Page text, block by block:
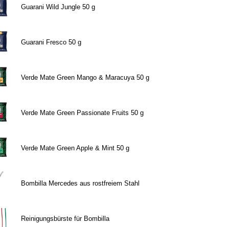
Guarani Wild Jungle 50 g
Guarani Fresco 50 g
Verde Mate Green Mango & Maracuya 50 g
Verde Mate Green Passionate Fruits 50 g
Verde Mate Green Apple & Mint 50 g
Bombilla Mercedes aus rostfreiem Stahl
Reinigungsbürste für Bombilla